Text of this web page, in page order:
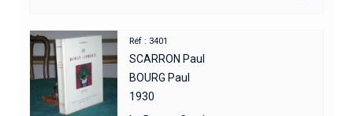
Réf : 3401
SCARRON Paul
BOURG Paul
1930